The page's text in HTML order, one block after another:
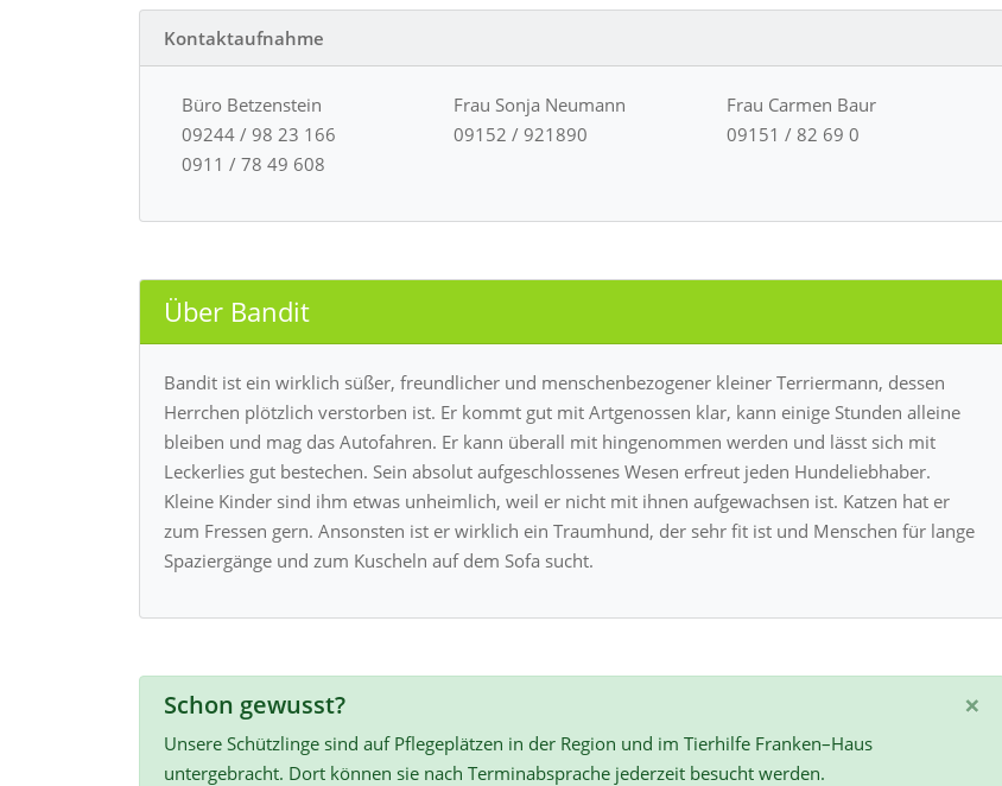
Kontaktaufnahme
Büro Betzenstein
09244 / 98 23 166
0911 / 78 49 608
Frau Sonja Neumann
09152 / 921890
Frau Carmen Baur
09151 / 82 69 0
Über Bandit
Bandit ist ein wirklich süßer, freundlicher und menschenbezogener kleiner Terriermann, dessen
Herrchen plötzlich verstorben ist. Er kommt gut mit Artgenossen klar, kann einige Stunden alleine
bleiben und mag das Autofahren. Er kann überall mit hingenommen werden und lässt sich mit
Leckerlies gut bestechen. Sein absolut aufgeschlossenes Wesen erfreut jeden Hundeliebhaber.
Kleine Kinder sind ihm etwas unheimlich, weil er nicht mit ihnen aufgewachsen ist. Katzen hat er
zum Fressen gern. Ansonsten ist er wirklich ein Traumhund, der sehr fit ist und Menschen für lange
Spaziergänge und zum Kuscheln auf dem Sofa sucht.
×
Schon gewusst?
Unsere Schützlinge sind auf Pflegeplätzen in der Region und im Tierhilfe Franken–Haus
untergebracht. Dort können sie nach Terminabsprache jederzeit besucht werden.